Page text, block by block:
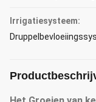
Irrigatiesysteem: